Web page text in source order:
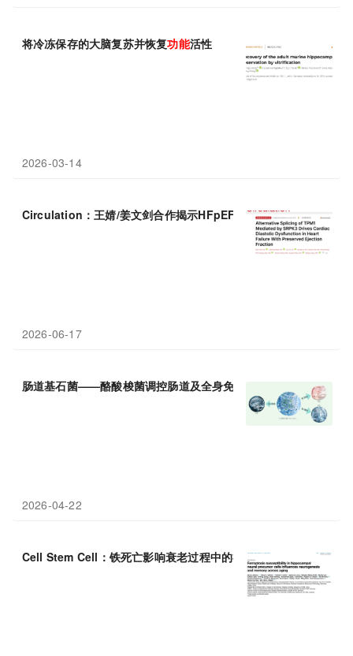
将冷冻保存的大脑复苏并恢复功能活性
2026-03-14
Circulation：王婧/姜文剑合作揭示HFpEF舒张功能障碍的关键“
2026-06-17
肠道基石菌——酪酸梭菌调控肠道及全身免疫 的分子机制
2026-04-22
Cell Stem Cell：铁死亡影响衰老过程中的神经发生和记忆 功能